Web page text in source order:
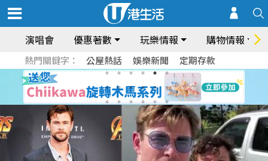
演唱會 優惠著數 玩樂情報 購物情報
熱門關鍵字： 公屋熱話 娛樂新聞 定期存款